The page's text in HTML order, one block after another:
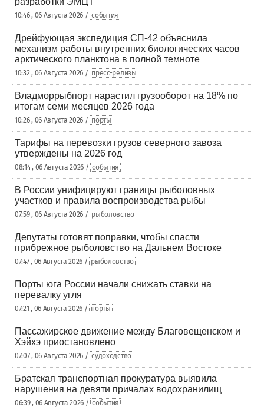
10:46 , 06 Августа 2026 / события
Дрейфующая экспедиция СП-42 объяснила
механизм работы внутренних биологических часов
арктического планктона в полной темноте
10:32 , 06 Августа 2026 / пресс-релизы
Владморрыбпорт нарастил грузооборот на 18% по
итогам семи месяцев 2026 года
10:26 , 06 Августа 2026 / порты
Тарифы на перевозки грузов северного завоза
утверждены на 2026 год
08:14 , 06 Августа 2026 / события
В России унифицируют границы рыболовных
участков и правила воспроизводства рыбы
07:59 , 06 Августа 2026 / рыболовство
Депутаты готовят поправки, чтобы спасти
прибрежное рыболовство на Дальнем Востоке
07:47 , 06 Августа 2026 / рыболовство
Порты юга России начали снижать ставки на
перевалку угля
07:21 , 06 Августа 2026 / порты
Пассажирское движение между Благовещенском и
Хэйхэ приостановлено
07:07 , 06 Августа 2026 / судоходство
Братская транспортная прокуратура выявила
нарушения на девяти причалах водохранилищ
06:39 , 06 Августа 2026 / события